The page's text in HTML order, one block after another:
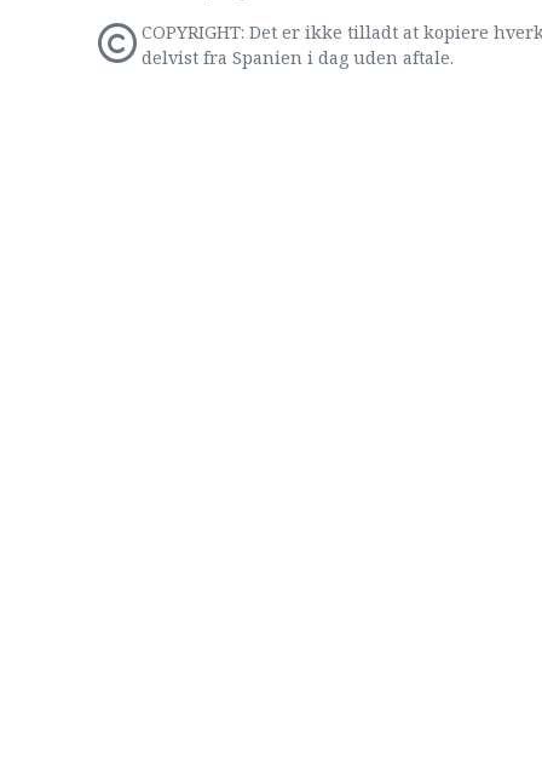
COPYRIGHT: Det er ikke tilladt at kopiere
delvist fra Spanien i dag uden aftale.